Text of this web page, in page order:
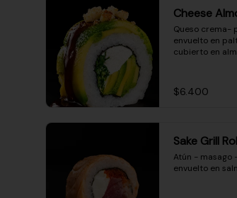
Cheese
Queso crema-
envuelto en
cubierto en
$6.400
Sake Grill
Atún - masago
envuelto en